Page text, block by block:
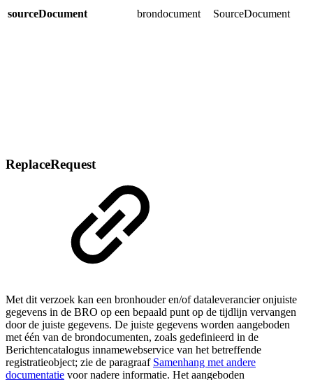
sourceDocument brondocument SourceDocument
ReplaceRequest
Met dit verzoek kan een bronhouder en/of dataleverancier onjuiste
gegevens in de BRO op een bepaald punt op de tijdlijn vervangen
door de juiste gegevens. De juiste gegevens worden aangeboden
met één van de brondocumenten, zoals gedefinieerd in de
Berichtencatalogus innamewebservice van het betreffende
registratieobject; zie de paragraaf Samenhang met andere
documentatie voor nadere informatie. Het aangeboden